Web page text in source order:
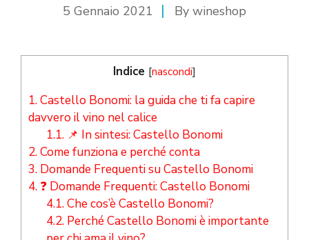
5 Gennaio 2021 By wineshop
Indice [nascondi]
1.Castello Bonomi: la guida che ti fa capire
davvero il vino nel calice
1.1.📌 In sintesi: Castello Bonomi
2.Come funziona e perché conta
3. Domande Frequenti su Castello Bonomi
4. ❓ Domande Frequenti: Castello Bonomi
4.1.Che cos’è Castello Bonomi?
4.2.Perché Castello Bonomi è importante